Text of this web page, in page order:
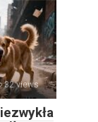
32 views